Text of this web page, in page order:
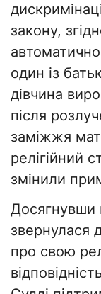
закону,
один із
дівчина
після
заміжжя
релігійний
змінили
Досягнувши
звернулася
про свою